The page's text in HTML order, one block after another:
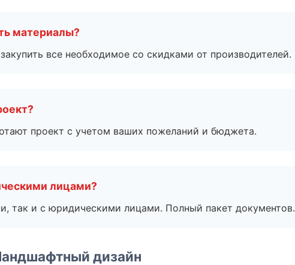
материалы?
все необходимое со скидками от производителей.
проект с учетом ваших пожеланий и бюджета.
лицами?
так и с юридическими лицами. Полный пакет документов.
дизайн